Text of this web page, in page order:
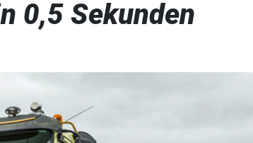
0,5 Sekunden